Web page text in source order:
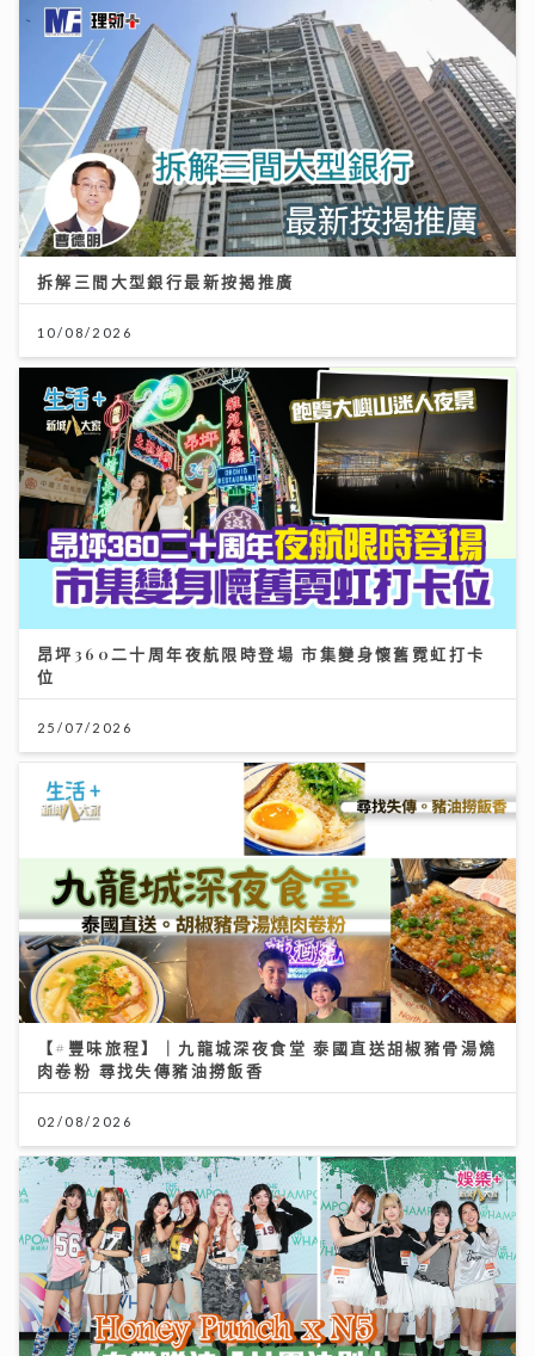
拆解三間大型銀行最新按揭推廣
10/08/2026
昂坪360二十周年夜航限時登場 市集變身懷舊霓虹打卡
位
25/07/2026
【#豐味旅程】｜九龍城深夜食堂 泰國直送胡椒豬骨湯燒
肉卷粉 尋找失傳豬油撈飯香
02/08/2026